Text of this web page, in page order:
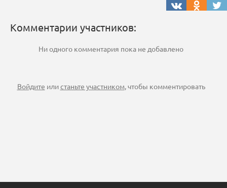
Комментарии участников:
Ни одного комментария пока не добавлено
Войдите илистаньте участником, чтобы комментировать